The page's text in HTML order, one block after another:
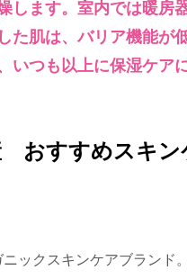
します。室内では暖房
た肌は、バリア機能が
いつも以上に保湿ケア
おすすめスキン
ックスキンケアブランド。